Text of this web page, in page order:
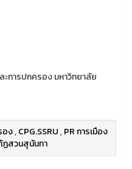
ะการปกครอง มหาวิทยาลัย
อง,CPG.SSRU,PR การเมือง
ฏสวนสุนันทา